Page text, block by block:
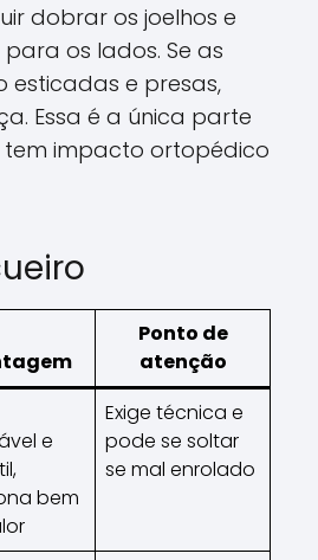
dobrar os joelhos e
os lados. Se as
esticadas e presas,
Essa é a única parte
impacto ortopédico
Ponto de
atenção
e
bem
Exige técnica e
pode se soltar
se mal enrolado